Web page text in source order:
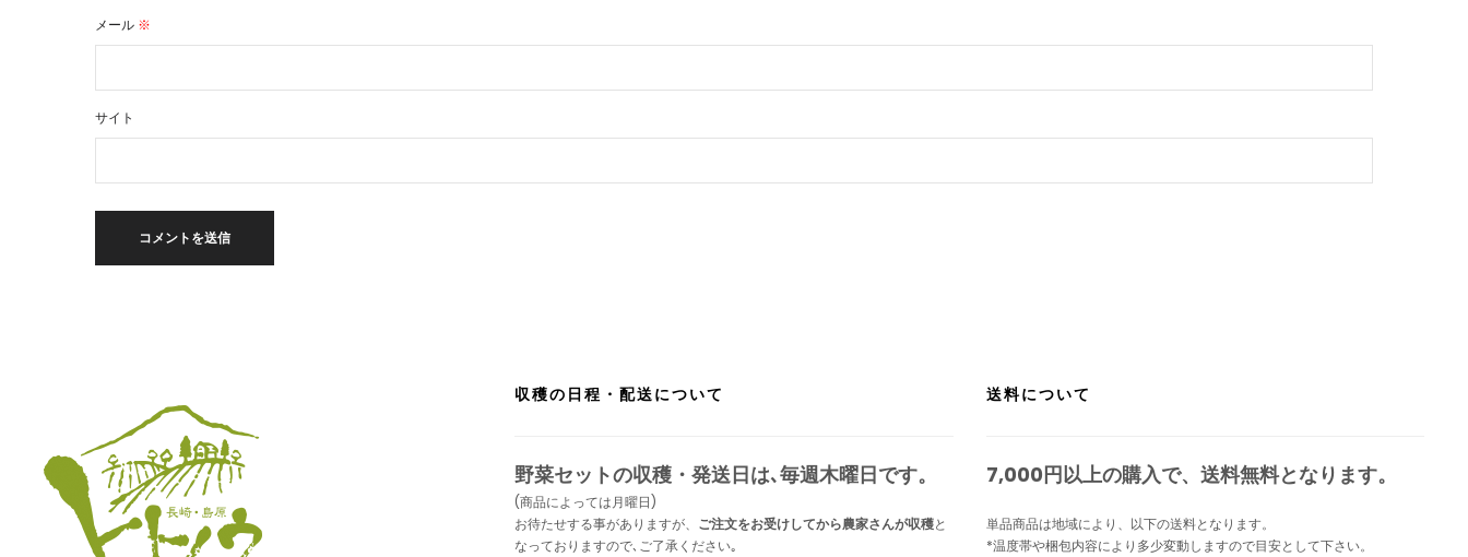
メール ※
サイト
収穫の日程・配送について
野菜セットの収穫・発送日は､毎週木曜日です。
(商品によっては月曜日)
お待たせする事がありますが、 ご注文をお受けしてから農家さんが収穫と
なっておりますので､ご了承ください｡
送料について
7,000円以上の購入で、 送料無料となります。
単品商品は地域により、以下の送料となります。
*温度帯や梱包内容により多少変動しますので目安として下さい。